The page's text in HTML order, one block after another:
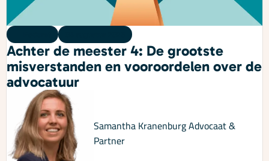
Achter de meester 4: De grootste
misverstanden en vooroordelen over de
advocatuur
Samantha KranenburgAdvocaat &
Partner